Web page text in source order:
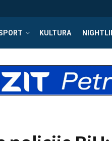
KULTURA